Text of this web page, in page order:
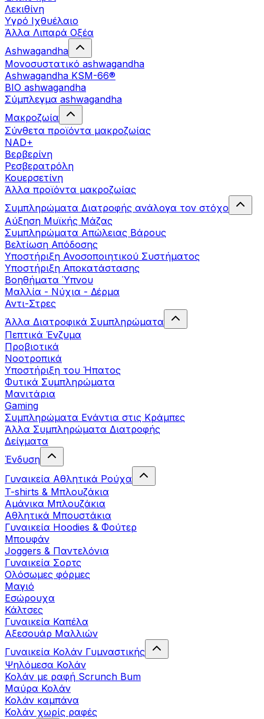
Λεκιθίνη
Υγρό Ιχθυέλαιο
Άλλα Λιπαρά Οξέα
Ashwagandha
Μονοσυστατικό ashwagandha
Ashwagandha KSM-66®
BIO ashwagandha
Σύμπλεγμα ashwagandha
Μακροζωία
Σύνθετα προϊόντα μακροζωίας
NAD+
Βερβερίνη
Ρεσβερατρόλη
Κουερσετίνη
Άλλα προϊόντα μακροζωίας
Συμπληρώματα Διατροφής ανάλογα τον στόχο
Αύξηση Μυϊκής Μάζας
Συμπληρώματα Aπώλειας Βάρους
Βελτίωση Απόδοσης
Υποστήριξη Ανοσοποιητικού Συστήματος
Yποστήριξη Αποκατάστασης
Βοηθήματα Ύπνου
Μαλλία - Νύχια - Δέρμα
Αντι-Στρες
Άλλα Διατροφικά Συμπληρώματα
Πεπτικά Ένζυμα
Προβιοτικά
Νοοτροπικά
Υποστήριξη του Ήπατος
Φυτικά Συμπληρώματα
Μανιτάρια
Gaming
Συμπληρώματα Ενάντια στις Κράμπες
Άλλα Συμπληρώματα Διατροφής
Δείγματα
Ένδυση
Γυναικεία Αθλητικά Ρούχα
T-shirts & Μπλουζάκια
Αμάνικα Μπλουζάκια
Aθλητικά Μπουστάκια
Γυναικεία Hoodies & Φούτερ
Μπουφάν
Joggers & Παντελόνια
Γυναικεία Σορτς
Ολόσωμες φόρμες
Μαγιό
Εσώρουχα
Κάλτσες
Γυναικεία Καπέλα
Αξεσουάρ Μαλλιών
Γυναικεία Κολάν Γυμναστικής
Ψηλόμεσα Κολάν
Κολάν με ραφή Scrunch Bum
Μαύρα Κολάν
Κολάν καμπάνα
Κολάν χωρίς ραφές